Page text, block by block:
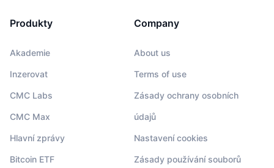
Produkty
Akademie
Inzerovat
CMC Labs
CMC Max
Hlavní zprávy
Bitcoin ETF
Company
About us
Terms of use
Zásady ochrany osobních
údajů
Nastavení cookies
Zásady používání souborů